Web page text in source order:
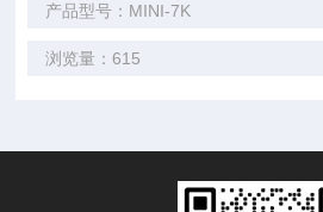
产品型号：MINI-7K
浏览量：615